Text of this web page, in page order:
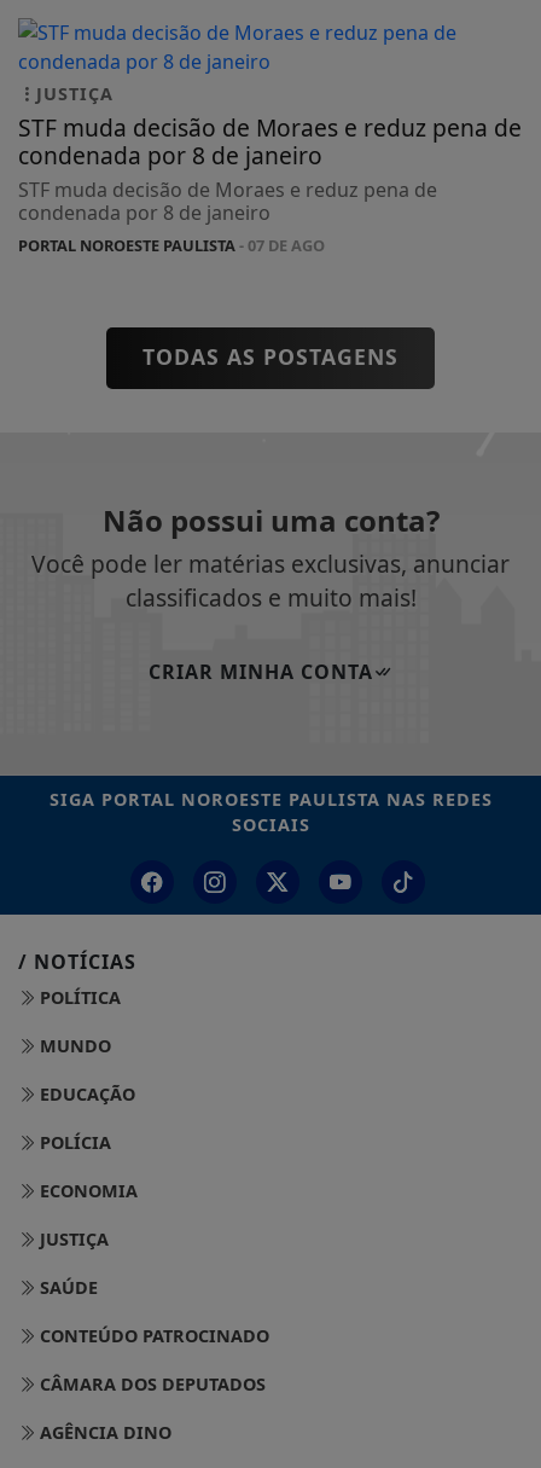
JUSTIÇA
STF muda decisão de Moraes e reduz pena de
condenada por 8 de janeiro
STF muda decisão de Moraes e reduz pena de
condenada por 8 de janeiro
PORTAL NOROESTE PAULISTA- 07 DE AGO
TODAS AS POSTAGENS
Não possui uma conta?
Você pode ler matérias exclusivas, anunciar
classificados e muito mais!
CRIAR MINHA CONTA
SIGA PORTAL NOROESTE PAULISTA NAS REDES
SOCIAIS
/ NOTÍCIAS
POLÍTICA
MUNDO
EDUCAÇÃO
POLÍCIA
ECONOMIA
JUSTIÇA
SAÚDE
CONTEÚDO PATROCINADO
CÂMARA DOS DEPUTADOS
AGÊNCIA DINO